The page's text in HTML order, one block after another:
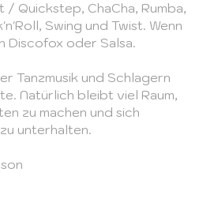
/ Quickstep, ChaCha, Rumba,
Swing und Twist. Wenn
Discofox oder Salsa.
Tanzmusik und Schlagern
Natürlich bleibt viel Raum,
zu machen und sich
zu unterhalten.